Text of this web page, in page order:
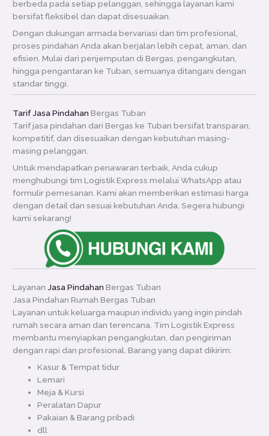
berbeda pada setiap pelanggan, sehingga layanan kami
bersifat fleksibel dan dapat disesuaikan.
Dengan dukungan armada bervariasi dan tim profesional,
proses pindahan Anda akan berjalan lebih cepat, aman, dan
efisien. Mulai dari penjemputan di Bergas, pengangkutan,
hingga pengantaran ke Tuban, semuanya ditangani dengan
standar tinggi.
Tarif Jasa Pindahan Bergas Tuban
Tarif jasa pindahan dari Bergas ke Tuban bersifat transparan,
kompetitif, dan disesuaikan dengan kebutuhan masing-
masing pelanggan.
Untuk mendapatkan penawaran terbaik, Anda cukup
menghubungi tim Logistik Express melalui WhatsApp atau
formulir pemesanan. Kami akan memberikan estimasi harga
dengan detail dan sesuai kebutuhan Anda. Segera hubungi
kami sekarang!
LayananJasa Pindahan Bergas Tuban
Jasa Pindahan Rumah Bergas Tuban
Layanan untuk keluarga maupun individu yang ingin pindah
rumah secara aman dan terencana. Tim Logistik Express
membantu menyiapkan pengangkutan, dan pengiriman
dengan rapi dan profesional. Barang yang dapat dikirim:
Kasur & Tempat tidur
Lemari
Meja & Kursi
Peralatan Dapur
Pakaian & Barang pribadi
dll